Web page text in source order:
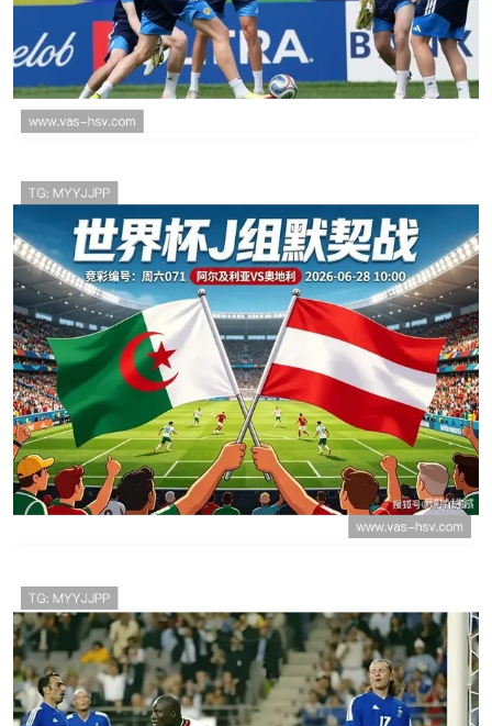
罗伯逊赛后担忧出局，苏格兰0-3巴西后的世
界杯命运分析
世界杯J组末轮双赛结果：阿根廷取胜，奥地
利战平阿尔及利亚